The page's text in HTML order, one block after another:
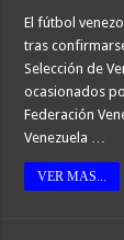
El fútbol
tras
Selección de
ocasionados
Federación
Venezuela …
VER MAS...